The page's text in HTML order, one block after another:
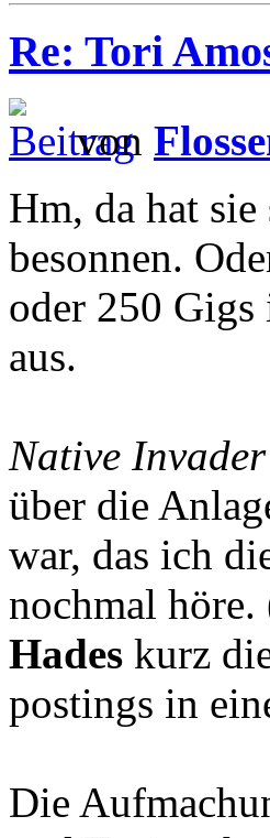
Re: Tori
von
Hm, da hat
besonnen.
oder 250
aus.
Native Invader
über die
war, das ich
nochmal
Hades kurz
postings in
Die